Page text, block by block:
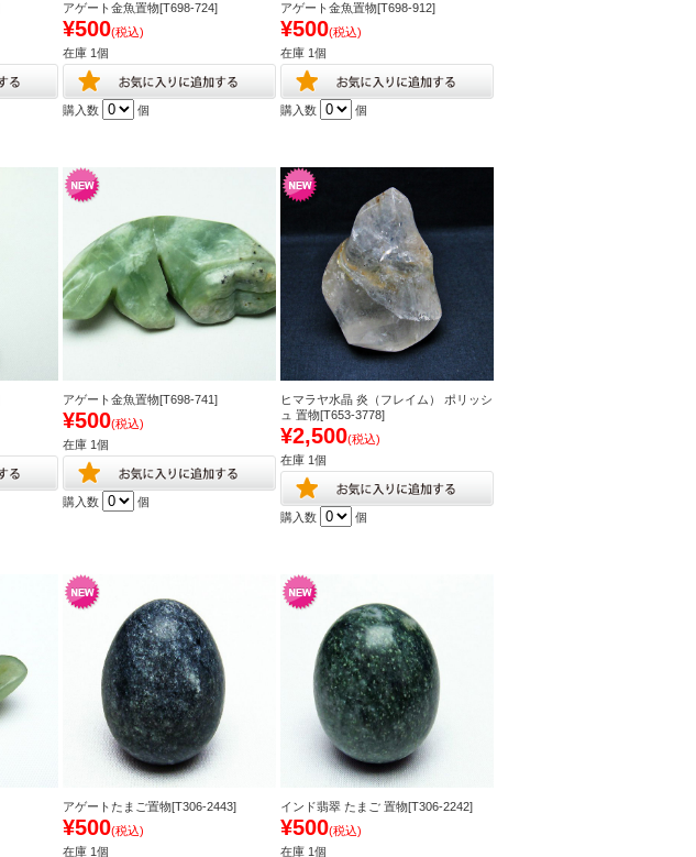
アゲート金魚置物[T698-724]
¥500(税込)
在庫 1個
購入数 個
アゲート金魚置物[T698-912]
¥500(税込)
在庫 1個
購入数 個
アゲート金魚置物[T698-741]
¥500(税込)
在庫 1個
購入数 個
ヒマラヤ水晶 炎（フレイム） ポリッシ
ュ 置物[T653-3778]
¥2,500(税込)
在庫 1個
購入数 個
アゲートたまご置物[T306-2443]
¥500(税込)
在庫 1個
インド翡翠 たまご 置物[T306-2242]
¥500(税込)
在庫 1個